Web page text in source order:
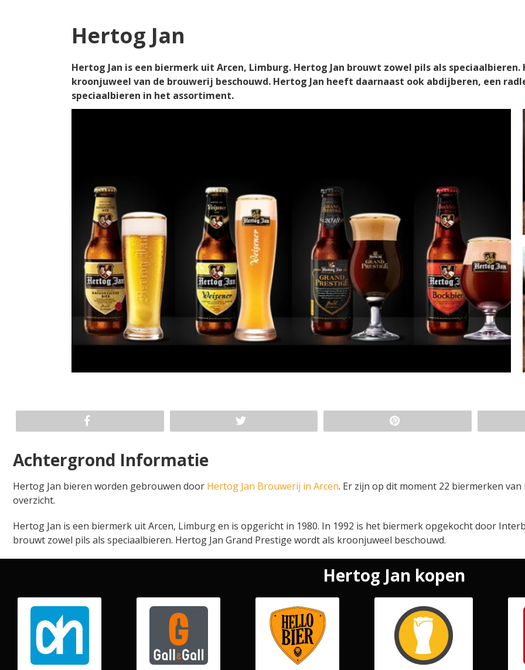
Hertog Jan
Hertog Jan is een biermerk uit Arcen, Limburg. Hertog Jan brouwt zowel pils als
kroonjuweel van de brouwerij beschouwd. Hertog Jan heeft daarnaast ook abdijberen, een
speciaalbieren in het assortiment.
Achtergrond Informatie
Hertog Jan bieren worden gebrouwen door Hertog Jan Brouwerij in Arcen. Er zijn op dit moment 22 biermerken
overzicht.
Hertog Jan is een biermerk uit Arcen, Limburg en is opgericht in 1980. In 1992 is het biermerk opgekocht door
brouwt zowel pils als speciaalbieren. Hertog Jan Grand Prestige wordt als kroonjuweel beschouwd.
Hertog Jan kopen